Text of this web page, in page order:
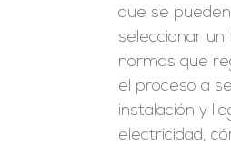
que se
seleccionar un
normas que
el proceso a
instalación y
electricidad,